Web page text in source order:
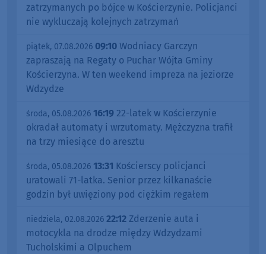
zatrzymanych po bójce w Kościerzynie. Policjanci
nie wykluczają kolejnych zatrzymań
piątek, 07.08.2026 09:10 Wodniacy Garczyn
zapraszają na Regaty o Puchar Wójta Gminy
Kościerzyna. W ten weekend impreza na jeziorze
Wdzydze
środa, 05.08.2026 16:19 22-latek w Kościerzynie
okradał automaty i wrzutomaty. Mężczyzna trafił
na trzy miesiące do aresztu
środa, 05.08.2026 13:31 Kościerscy policjanci
uratowali 71-latka. Senior przez kilkanaście
godzin był uwięziony pod ciężkim regałem
niedziela, 02.08.2026 22:12 Zderzenie auta i
motocykla na drodze między Wdzydzami
Tucholskimi a Olpuchem